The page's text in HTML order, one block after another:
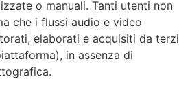
o manuali. Tanti utenti non
che i flussi audio e video
elaborati e acquisiti da terzi
in assenza di